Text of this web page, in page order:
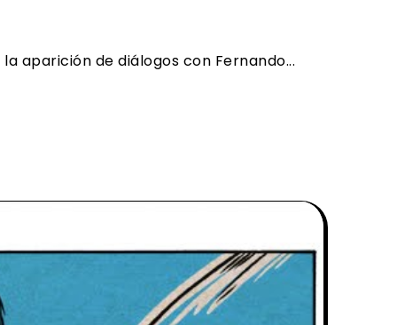
aparición de diálogos con Fernando...